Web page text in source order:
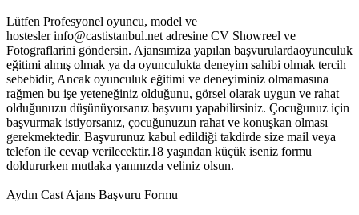
Lütfen Profesyonel oyuncu, model ve
hostesler info@castistanbul.net adresine CV Showreel ve
Fotograflarini göndersin. Ajansımiza yapılan başvurulardaoyunculuk
eğitimi almış olmak ya da oyunculukta deneyim sahibi olmak tercih
sebebidir, Ancak oyunculuk eğitimi ve deneyiminiz olmamasına
rağmen bu işe yeteneğiniz olduğunu, görsel olarak uygun ve rahat
olduğunuzu düşünüyorsanız başvuru yapabilirsiniz. Çocuğunuz için
başvurmak istiyorsanız, çocuğunuzun rahat ve konuşkan olması
gerekmektedir. Başvurunuz kabul edildiği takdirde size mail veya
telefon ile cevap verilecektir.18 yaşından küçük iseniz formu
doldururken mutlaka yanınızda veliniz olsun.
Aydın Cast Ajans Başvuru Formu